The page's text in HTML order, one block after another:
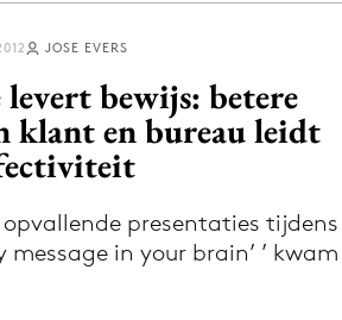
Download de app
nieuws via de Adformatie
Nieuws app
JOSE EVERS
levert bewijs: betere
klant en bureau leidt
opvallende presentaties tijdens
message in your brain’ ’ kwam